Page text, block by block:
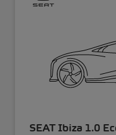
SEAT Ibiza 1.0